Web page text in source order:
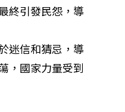
終引發民怨，導
迷信和猜忌，導
，國家力量受到